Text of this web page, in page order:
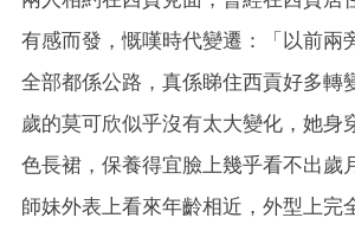
有感而發，慨嘆時代變遷：「以前兩
全部都係公路，真係睇住西貢好多轉
歲的莫可欣似乎沒有太大變化，她身
色長裙，保養得宜臉上幾乎看不出歲
師妹外表上看來年齡相近，外型上完